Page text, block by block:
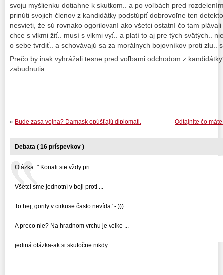
svoju myšlienku dotiahne k skutkom.. a po voľbách pred
prinúti svojich členov z kandidátky podstúpiť dobrovoľne ten
nesvieti, že sú rovnako ogorilovaní ako všetci ostatní čo tam
chce s vlkmi žiť.. musí s vlkmi vyť.. a platí to aj pre tých svätých..
o sebe tvrdiť.. a schovávajú sa za morálnych bojovníkov proti zlu..
Prečo by inak vyhrážali tesne pred voľbami odchodom z
zabudnutia..
Odtajnite čo
« Bude zasa vojna? Damask opúšťajú diplomati.
Debata ( 16 príspevkov )
Otázka: " Konali ste vždy pri ...
Všetci sme jednotní v boji proti ...
To hej, gorily v cirkuse často nevídať.-:)))... ...
A preco nie? Na hradnom vrchu je velke ...
jediná otázka-ak si skutočne nikdy ...